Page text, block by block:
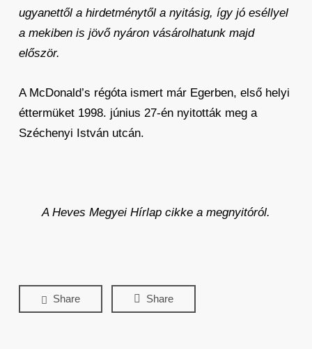
ugyanettől a hirdetménytől a nyitásig, így jó eséllyel
a mekiben is jövő nyáron vásárolhatunk majd
először.
A McDonald’s régóta ismert már Egerben, első helyi
éttermüket 1998. június 27-én nyitották meg a
Széchenyi István utcán.
A Heves Megyei Hírlap cikke a megnyitóról.
Share Share